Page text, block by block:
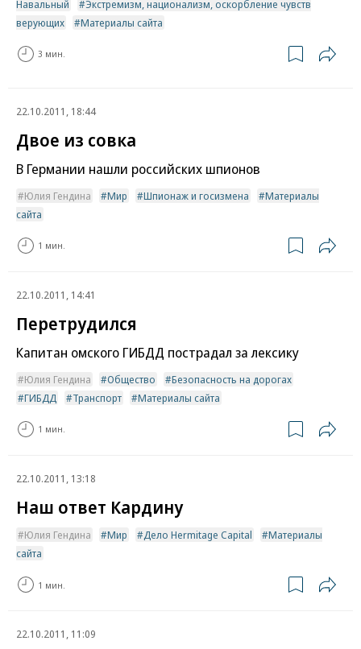
Навальный
Экстремизм, национализм, оскорбление чувств
верующих
Материалы сайта
3 мин.
22.10.2011, 18:44
Двое из совка
В Германии нашли российских шпионов
Юлия Гендина Мир Шпионаж и госизмена
Материалы
сайта
1 мин.
22.10.2011, 14:41
Перетрудился
Капитан омского ГИБДД пострадал за лексику
Юлия Гендина Общество
Безопасность на дорогах
ГИБДД
Транспорт Материалы сайта
1 мин.
22.10.2011, 13:18
Наш ответ Кардину
Юлия Гендина Мир Дело Hermitage Capital
Материалы
сайта
1 мин.
22.10.2011, 11:09